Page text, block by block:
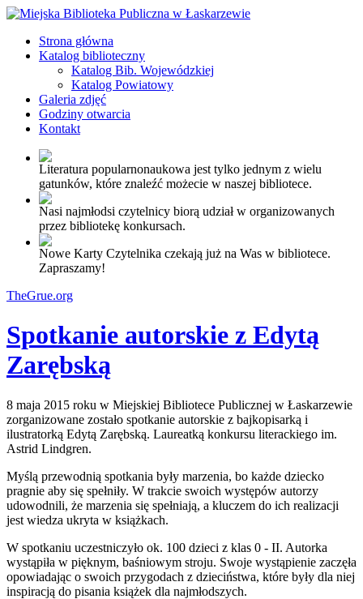
Strona główna
Katalog biblioteczny
Katalog Bib. Wojewódzkiej
Katalog Powiatowy
Galeria zdjęć
Godziny otwarcia
Kontakt
Literatura popularnonaukowa jest tylko jednym z wielu
gatunków, które znaleźć możecie w naszej bibliotece.
Nasi najmłodsi czytelnicy biorą udział w organizowanych
przez bibliotekę konkursach.
Nowe Karty Czytelnika czekają już na Was w bibliotece.
Zapraszamy!
TheGrue.org
Spotkanie autorskie z Edytą
Zarębską
8 maja 2015 roku w Miejskiej Bibliotece Publicznej w Łaskarzewie
zorganizowane zostało spotkanie autorskie z bajkopisarką i
ilustratorką Edytą Zarębską. Laureatką konkursu literackiego im.
Astrid Lindgren.
Myślą przewodnią spotkania były marzenia, bo każde dziecko
pragnie aby się spełniły. W trakcie swoich występów autorzy
udowodnili, że marzenia się spełniają, a kluczem do ich realizacji
jest wiedza ukryta w książkach.
W spotkaniu uczestniczyło ok. 100 dzieci z klas 0 - II. Autorka
wystąpiła w pięknym, baśniowym stroju. Swoje wystąpienie zaczęła
opowiadając o swoich przygodach z dzieciństwa, które były dla niej
inspiracją do pisania książek dla najmłodszych.